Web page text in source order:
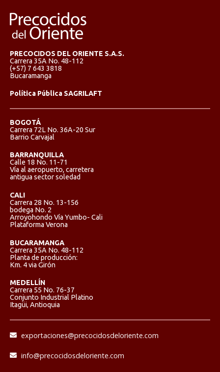
PRECOCIDOS DEL ORIENTE S.A.S.
Carrera 35A No. 48-112
(+57) 7 643 3818
Bucaramanga
Política Pública SAGRILAFT
BOGOTÁ
Carrera 72L No. 36A-20 Sur
Barrio Carvajal
BARRANQUILLA
Calle 18 No. 11-71
Vía al aeropuerto, carretera
antigua sector soledad
CALI
Carrera 28 No. 13-156
bodega No. 2
Arroyohondo Vía Yumbo- Cali
Plataforma Verona
BUCARAMANGA
Carrera 35A No. 48-112
Planta de producción:
Km. 4 via Girón
MEDELLÍN
Carrera 55 No. 76-37
Conjunto Industrial Platino
Itagüi, Antioquia
exportaciones@precocidosdeloriente.com
info@precocidosdeloriente.com